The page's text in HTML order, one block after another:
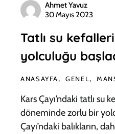
Ahmet Yavuz
30 Mayıs 2023
Tatlı su
yolculuğu
ANASAYFA GENEL
Kars Çayı’ndaki tatlı su
döneminde zorlu bir
Çayı’ndaki balıkların,